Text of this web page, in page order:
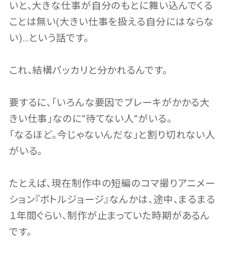
いと、大きな仕事が自分のもとに舞い込んでくる
ことは無い(大きい仕事を扱える自分にはならな
い)…という話です。
これ、結構パッカリと分かれるんです。
要するに、「いろんな要因でブレーキがかかる大
きい仕事」なのに“待てない人”がいる。
「なるほど。今じゃないんだな」と割り切れない人
がいる。
たとえば、現在制作中の短編のコマ撮りアニメー
ション『ボトルジョージ』なんかは、途中、まるまる
１年間ぐらい、制作が止まっていた時期があるん
です。